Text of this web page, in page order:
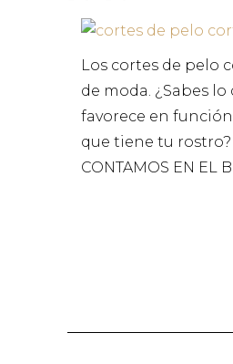
Los cortes de pelo
de moda. ¿Sabes lo
favorece en
que tiene tu rostro?
CONTAMOS EN EL